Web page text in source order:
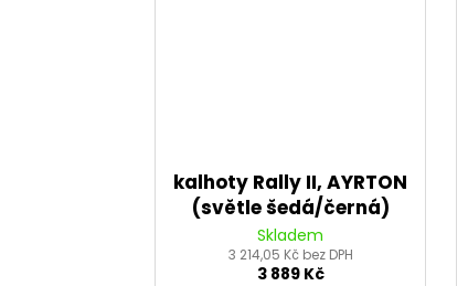
kalhoty Rally II, AYRTON
(světle šedá/černá)
2026
Skladem
3 214,05 Kč bez DPH
3 889 Kč